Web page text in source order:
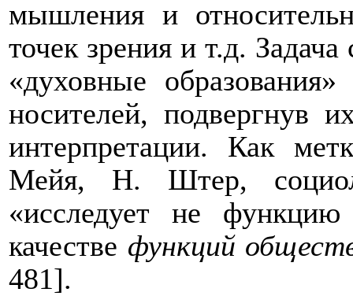
мышления и
точек зрения и т.д.
«духовные
носителей, подвергнув
интерпретации. Как
Мейя, Н. Штер,
«исследует не
качестве функций
481].